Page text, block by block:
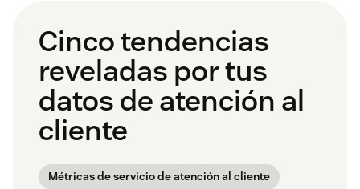
Cinco tendencias
reveladas por tus
datos de atención al
cliente
Métricas de servicio de atención al cliente